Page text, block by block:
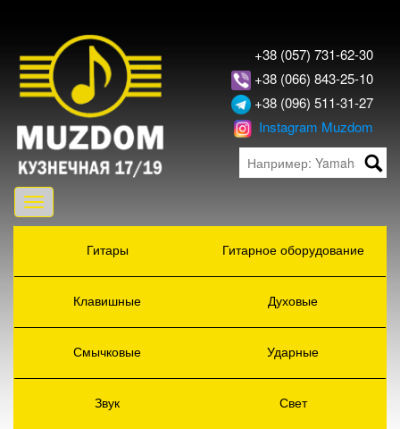
+38 (057) 731-62-30
+38 (066) 843-25-10
+38 (096) 511-31-27
Instagram Muzdom
Toggle
navigation
Гитары
Гитарное оборудование
Клавишные Духовые
Смычковые Ударные
Звук Свет